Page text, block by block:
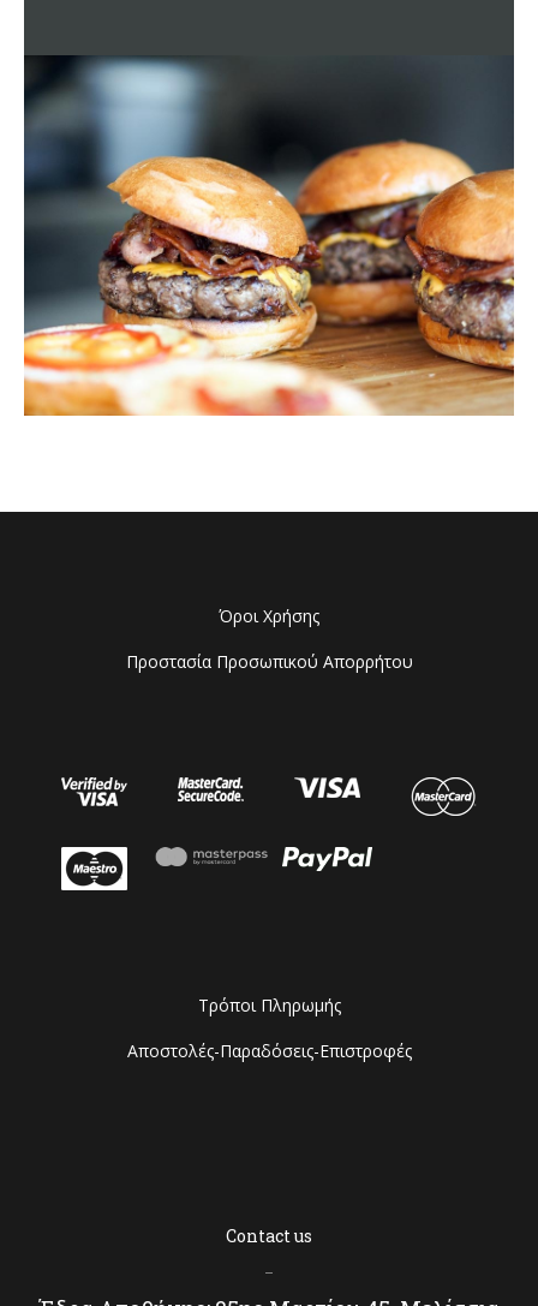
Όροι Χρήσης
Προστασία Προσωπικού Απορρήτου
Τρόποι Πληρωμής
Αποστολές-Παραδόσεις-Επιστροφές
Contact us
–